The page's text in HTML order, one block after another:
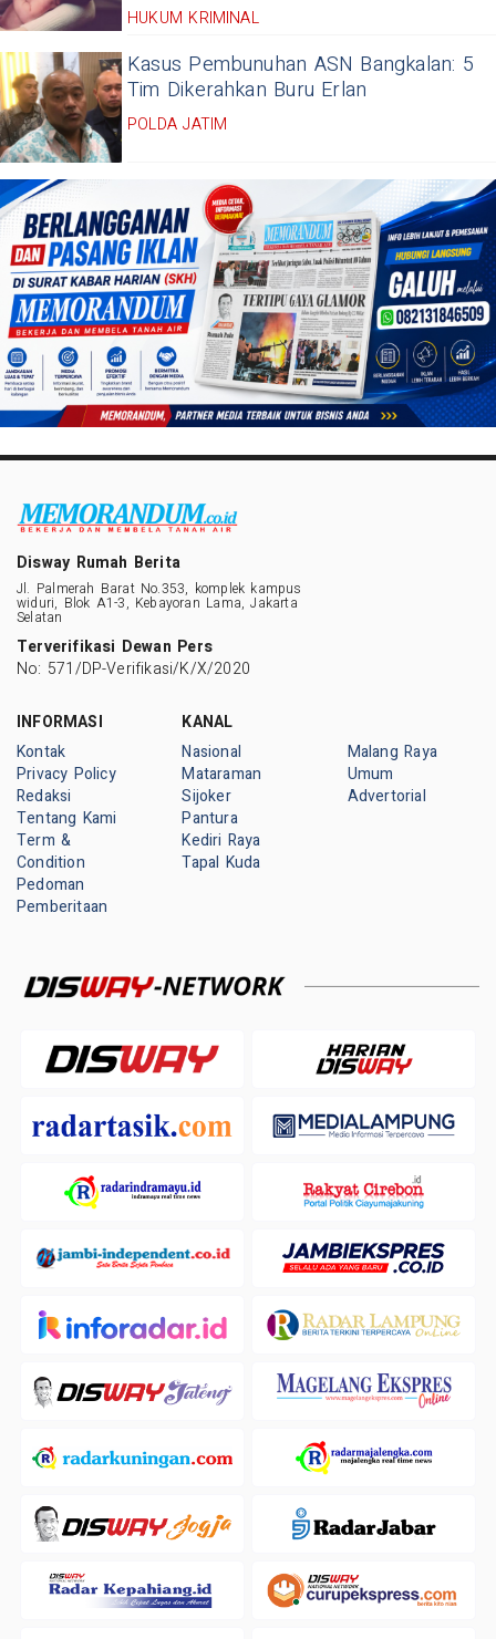
HUKUM KRIMINAL
Kasus Pembunuhan ASN Bangkalan: 5
Tim Dikerahkan Buru Erlan
POLDA JATIM
Disway Rumah Berita
Jl. Palmerah Barat No.353, komplek kampus
widuri, Blok A1-3, Kebayoran Lama, Jakarta
Selatan
Terverifikasi Dewan Pers
No: 571/DP-Verifikasi/K/X/2020
INFORMASI
Kontak
Privacy Policy
Redaksi
Tentang Kami
Term &
Condition
Pedoman
Pemberitaan
KANAL
Nasional
Mataraman
Sijoker
Pantura
Kediri Raya
Tapal Kuda
Malang Raya
Umum
Advertorial